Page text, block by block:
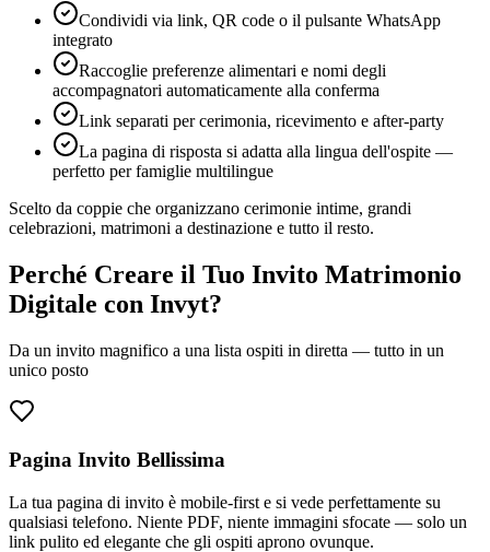
Condividi via link, QR code o il pulsante WhatsApp
integrato
Raccoglie preferenze alimentari e nomi degli
accompagnatori automaticamente alla conferma
Link separati per cerimonia, ricevimento e after-party
La pagina di risposta si adatta alla lingua dell'ospite —
perfetto per famiglie multilingue
Scelto da coppie che organizzano cerimonie intime, grandi
celebrazioni, matrimoni a destinazione e tutto il resto.
Perché Creare il Tuo Invito Matrimonio
Digitale con Invyt?
Da un invito magnifico a una lista ospiti in diretta — tutto in un
unico posto
Pagina Invito Bellissima
La tua pagina di invito è mobile-first e si vede perfettamente su
qualsiasi telefono. Niente PDF, niente immagini sfocate — solo un
link pulito ed elegante che gli ospiti aprono ovunque.